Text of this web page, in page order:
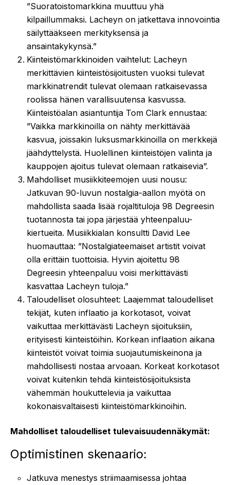
”Suoratoistomarkkina muuttuu yhä
kilpaillummaksi. Lacheyn on jatkettava innovointia
säilyttääkseen merkityksensä ja
ansaintakykynsä.”
Kiinteistömarkkinoiden vaihtelut: Lacheyn
merkittävien kiinteistösijoitusten vuoksi tulevat
markkinatrendit tulevat olemaan ratkaisevassa
roolissa hänen varallisuutensa kasvussa.
Kiinteistöalan asiantuntija Tom Clark ennustaa:
”Vaikka markkinoilla on nähty merkittävää
kasvua, joissakin luksusmarkkinoilla on merkkejä
jäähdyttelystä. Huolellinen kiinteistöjen valinta ja
kauppojen ajoitus tulevat olemaan ratkaisevia”.
Mahdolliset musiikkiteemojen uusi nousu:
Jatkuvan 90-luvun nostalgia-aallon myötä on
mahdollista saada lisää rojaltituloja 98 Degreesin
tuotannosta tai jopa järjestää yhteenpaluu-
kiertueita. Musiikkialan konsultti David Lee
huomauttaa: ”Nostalgiateemaiset artistit voivat
olla erittäin tuottoisia. Hyvin ajoitettu 98
Degreesin yhteenpaluu voisi merkittävästi
kasvattaa Lacheyn tuloja.”
Taloudelliset olosuhteet: Laajemmat taloudelliset
tekijät, kuten inflaatio ja korkotasot, voivat
vaikuttaa merkittävästi Lacheyn sijoituksiin,
erityisesti kiinteistöihin. Korkean inflaation aikana
kiinteistöt voivat toimia suojautumiskeinona ja
mahdollisesti nostaa arvoaan. Korkeat korkotasot
voivat kuitenkin tehdä kiinteistösijoituksista
vähemmän houkuttelevia ja vaikuttaa
kokonaisvaltaisesti kiinteistömarkkinoihin.
Mahdolliset taloudelliset tulevaisuudennäkymät:
Optimistinen skenaario:
Jatkuva menestys striimaamisessa johtaa